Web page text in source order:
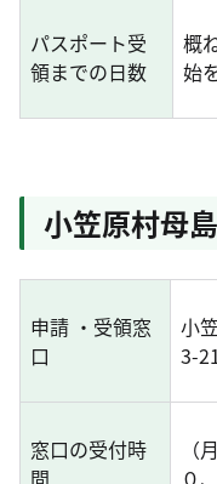
パスポート受
領までの日数
概
始
小笠原村母
申請 ・受領窓
口
小
3-
窓口の受付時
間
０